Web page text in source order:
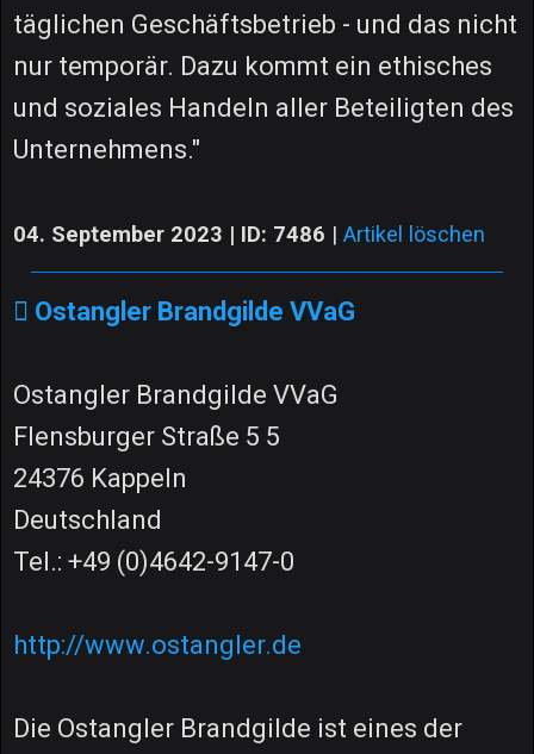
täglichen Geschäftsbetrieb - und das nicht
nur temporär. Dazu kommt ein ethisches
und soziales Handeln aller Beteiligten des
Unternehmens."
04. September 2023 | ID: 7486 | Artikel löschen
Ostangler Brandgilde VVaG
Ostangler Brandgilde VVaG
Flensburger Straße 5 5
24376 Kappeln
Deutschland
Tel.: +49 (0)4642-9147-0
http://www.ostangler.de
Die Ostangler Brandgilde ist eines der